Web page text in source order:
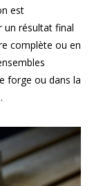
est
un résultat final
complète ou en
forge ou dans la